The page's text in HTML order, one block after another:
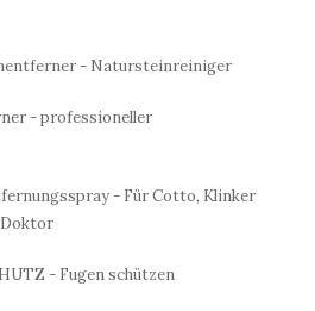
- Natursteinreiniger
- professioneller
- Für Cotto, Klinker
- Fugen schützen